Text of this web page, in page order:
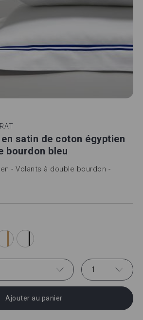
satin de coton égyptien
bourdon bleu
- Volants à double bourdon -
1
Ajouter au panier